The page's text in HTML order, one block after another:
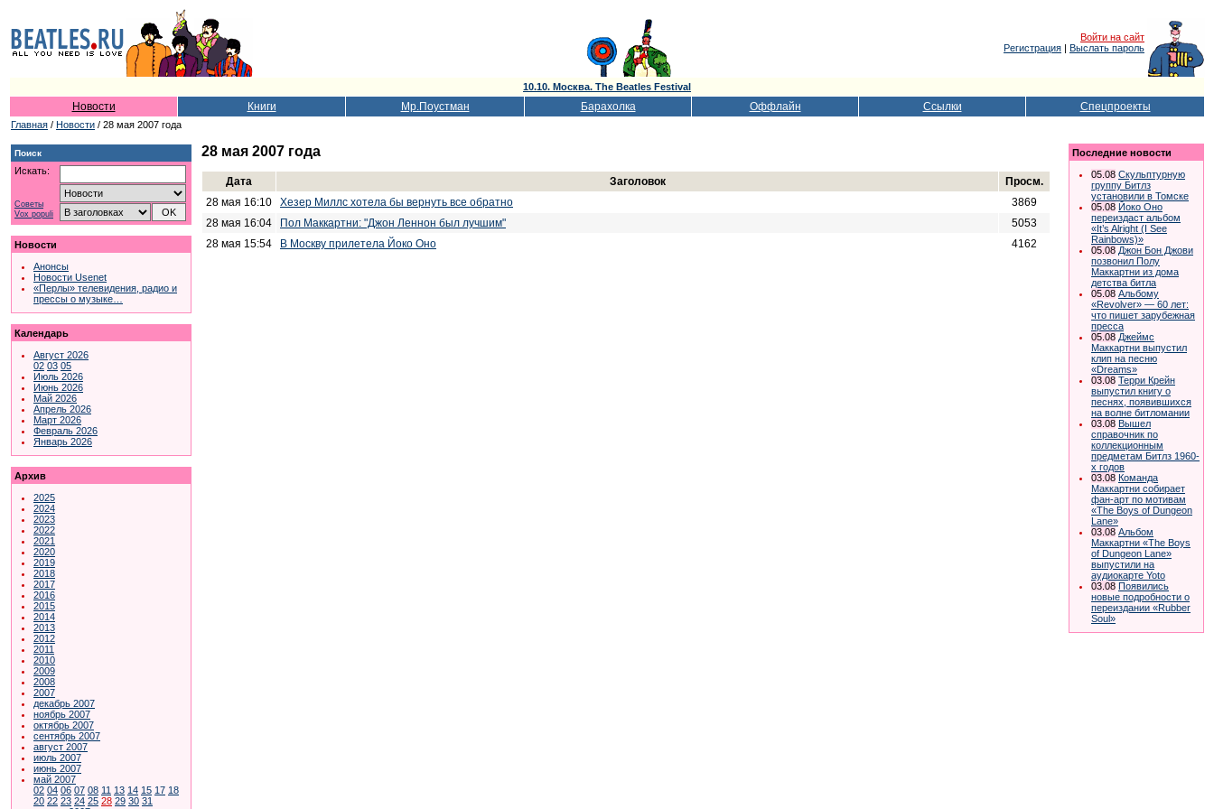
Войти на сайт
Регистрация | Выслать пароль
10.10. Москва. The Beatles Festival
Новости Книги Мр.Поустман Барахолка Оффлайн Ссылки Спецпроекты
Главная / Новости / 28 мая 2007 года
Поиск
Искать:
Советы
Vox populi
Новости
Анонсы
Новости Usenet
«Перлы» телевидения, радио и
прессы о музыке…
Календарь
Август 2026
02 03 05
Июль 2026
Июнь 2026
Май 2026
Апрель 2026
Март 2026
Февраль 2026
Январь 2026
Архив
2025
2024
2023
2022
2021
2020
2019
2018
2017
2016
2015
2014
2013
2012
2011
2010
2009
2008
2007
декабрь 2007
ноябрь 2007
октябрь 2007
сентябрь 2007
август 2007
июль 2007
июнь 2007
май 2007
02 04 06 07 08 11 13 14 15 17 18
20 22 23 24 25 28 29 30 31
28 мая 2007 года
Дата Заголовок
Просм.
28 мая 16:10
Хезер Миллс хотела бы вернуть все обратно
3869
28 мая 16:04
Пол Маккартни: "Джон Леннон был лучшим"
5053
28 мая 15:54
В Москву прилетела Йоко Оно 4162
Последние новости
05.08 Скульптурную
группу Битлз
установили в Томске
05.08 Йоко Оно
переиздаст альбом
«It’s Alright (I See
Rainbows)»
05.08 Джон Бон Джови
позвонил Полу
Маккартни из дома
детства битла
05.08 Альбому
«Revolver» — 60 лет:
что пишет зарубежная
пресса
05.08 Джеймс
Маккартни выпустил
клип на песню
«Dreams»
03.08 Терри Крейн
выпустил книгу о
песнях, появившихся
на волне битломании
03.08 Вышел
справочник по
коллекционным
предметам Битлз 1960-
х годов
03.08 Команда
Маккартни собирает
фан-арт по мотивам
«The Boys of Dungeon
Lane»
03.08 Альбом
Маккартни «The Boys
of Dungeon Lane»
выпустили на
аудиокарте Yoto
03.08 Появились
новые подробности о
переиздании «Rubber
Soul»